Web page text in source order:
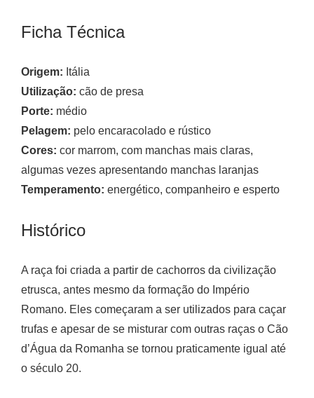
Ficha Técnica
Origem: Itália
Utilização: cão de presa
Porte: médio
Pelagem: pelo encaracolado e rústico
Cores: cor marrom, com manchas mais claras,
algumas vezes apresentando manchas laranjas
Temperamento: energético, companheiro e esperto
Histórico
A raça foi criada a partir de cachorros da civilização
etrusca, antes mesmo da formação do Império
Romano. Eles começaram a ser utilizados para caçar
trufas e apesar de se misturar com outras raças o Cão
d’Água da Romanha se tornou praticamente igual até
o século 20.